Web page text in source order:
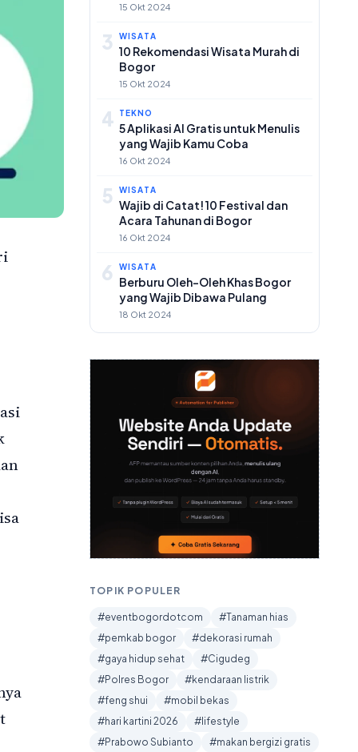
15 Okt 2024
3 WISATA
10 Rekomendasi Wisata Murah di
Bogor
15 Okt 2024
4 TEKNO
5 Aplikasi AI Gratis untuk Menulis
yang Wajib Kamu Coba
16 Okt 2024
5 WISATA
Wajib di Catat! 10 Festival dan
Acara Tahunan di Bogor
16 Okt 2024
6 WISATA
Berburu Oleh-Oleh Khas Bogor
yang Wajib Dibawa Pulang
18 Okt 2024
TOPIK POPULER
#eventbogordotcom
#Tanaman hias
#pemkab bogor
#dekorasi rumah
#gaya hidup sehat
#Cigudeg
#Polres Bogor
#kendaraan listrik
#feng shui
#mobil bekas
#hari kartini 2026
#lifestyle
#Prabowo Subianto
#makan bergizi gratis